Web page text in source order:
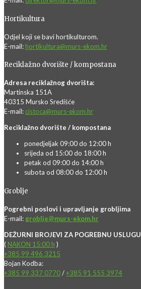
Hortikultura
Odjel koji se bavi hortikulturom.
E-mail: hortikultura@murs-ekom.hr
Reciklažno dvorište / kompostana
Adresa reciklažnog dvorišta:
Martinska 151A
40315 Mursko Središće
E-mail: cistoca@murs-ekom.hr
Reciklažno dvorište / kompostana
ponedjeljak 09:00 do 12:00 h
srijeda od 15:00 do 18:00 h
petak od 09:00 do 14:00 h
subota od 08:00 do 12:00 h
Groblje
Pogrebni poslovi i upravljanje grobljima
E-mail: groblje@murs-ekom.hr
DEŽURNI BROJEVI ZA POGREBNU USLUGU
( NAKON 15:00 h )
+385 99 496 3215
Bojan Kodba:
+385 99 337 0770/+385 91 555 3974